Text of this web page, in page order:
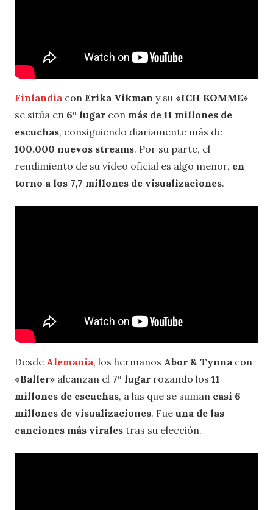
Finlandia con Erika Vikman y su «ICH KOMME»
se sitúa en 6º lugar con más de 11 millones de
escuchas, consiguiendo diariamente más de
100.000 nuevos streams. Por su parte, el
rendimiento de su vídeo oficial es algo menor, en
torno a los 7,7 millones de visualizaciones.
Desde Alemania, los hermanos Abor & Tynna con
«Baller» alcanzan el 7º lugar rozando los 11
millones de escuchas, a las que se suman casi 6
millones de visualizaciones. Fue una de las
canciones más virales tras su elección.